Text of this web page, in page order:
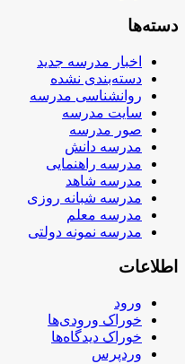
دسته‌ها
اخبار مدرسه جدید
دسته‌بندی نشده
روانشناسی مدرسه
سایت مدرسه
صور مدرسه
مدرسه دانش
مدرسه راهنمایی
مدرسه شاهد
مدرسه شبانه روزی
مدرسه معلم
مدرسه نمونه دولتی
اطلاعات
ورود
خوراک ورودی‌ها
خوراک دیدگاه‌ها
وردپرس